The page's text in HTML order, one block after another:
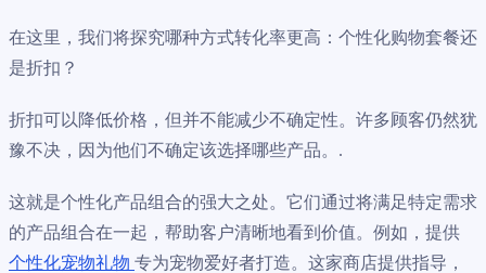
在这里，我们将探究哪种方式转化率更高：个性化购物套餐还
是折扣？
折扣可以降低价格，但并不能减少不确定性。许多顾客仍然犹
豫不决，因为他们不确定该选择哪些产品。.
这就是个性化产品组合的强大之处。它们通过将满足特定需求
的产品组合在一起，帮助客户清晰地看到价值。例如，提供
个性化宠物礼物 专为宠物爱好者打造。这家商店提供指导，